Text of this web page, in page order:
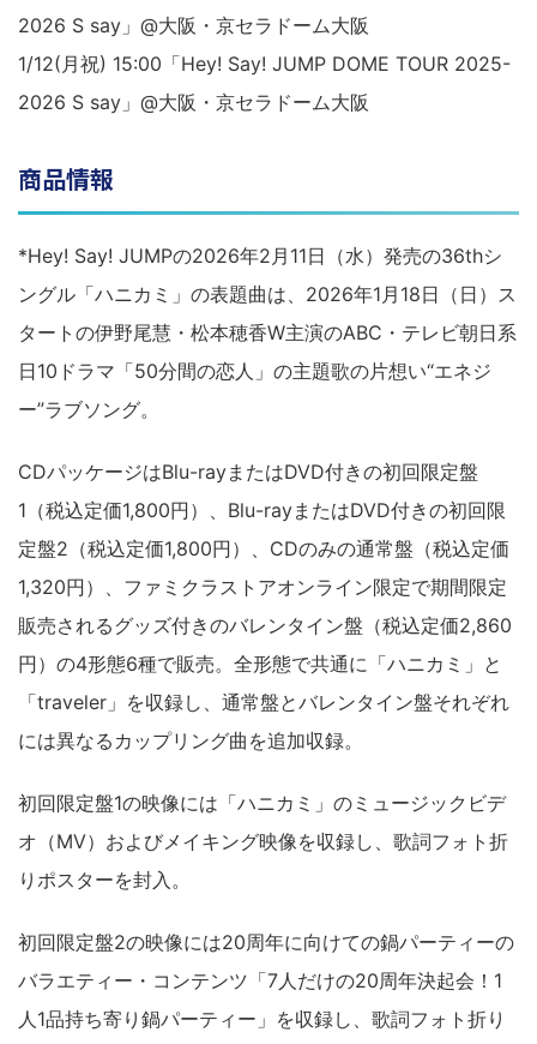
2026 S say」@大阪・京セラドーム大阪
1/12(月祝) 15:00「Hey! Say! JUMP DOME TOUR 2025-
2026 S say」@大阪・京セラドーム大阪
商品情報
*Hey! Say! JUMPの2026年2月11日（水）発売の36thシ
ングル「ハニカミ」の表題曲は、2026年1月18日（日）ス
タートの伊野尾慧・松本穂香W主演のABC・テレビ朝日系
日10ドラマ「50分間の恋人」の主題歌の片想い“エネジ
ー”ラブソング。
CDパッケージはBlu-rayまたはDVD付きの初回限定盤
1（税込定価1,800円）、Blu-rayまたはDVD付きの初回限
定盤2（税込定価1,800円）、CDのみの通常盤（税込定価
1,320円）、ファミクラストアオンライン限定で期間限定
販売されるグッズ付きのバレンタイン盤（税込定価2,860
円）の4形態6種で販売。全形態で共通に「ハニカミ」と
「traveler」を収録し、通常盤とバレンタイン盤それぞれ
には異なるカップリング曲を追加収録。
初回限定盤1の映像には「ハニカミ」のミュージックビデ
オ（MV）およびメイキング映像を収録し、歌詞フォト折
りポスターを封入。
初回限定盤2の映像には20周年に向けての鍋パーティーの
バラエティー・コンテンツ「7人だけの20周年決起会！1
人1品持ち寄り鍋パーティー」を収録し、歌詞フォト折り